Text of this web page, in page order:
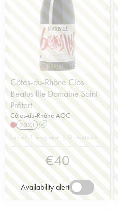
Côtes-du-Rhône Clos
Beatus Ille Domaine Saint-
Préfert
Côtes-du-Rhône AOC
2023 A
Lot of 1 magnum | 0 in stock
€40
Availability alert